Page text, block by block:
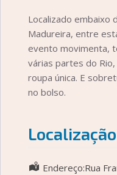
Localizado embaixo
Madureira, entre
evento movimenta,
várias partes do
roupa única. E
no bolso.
Endereço:Rua